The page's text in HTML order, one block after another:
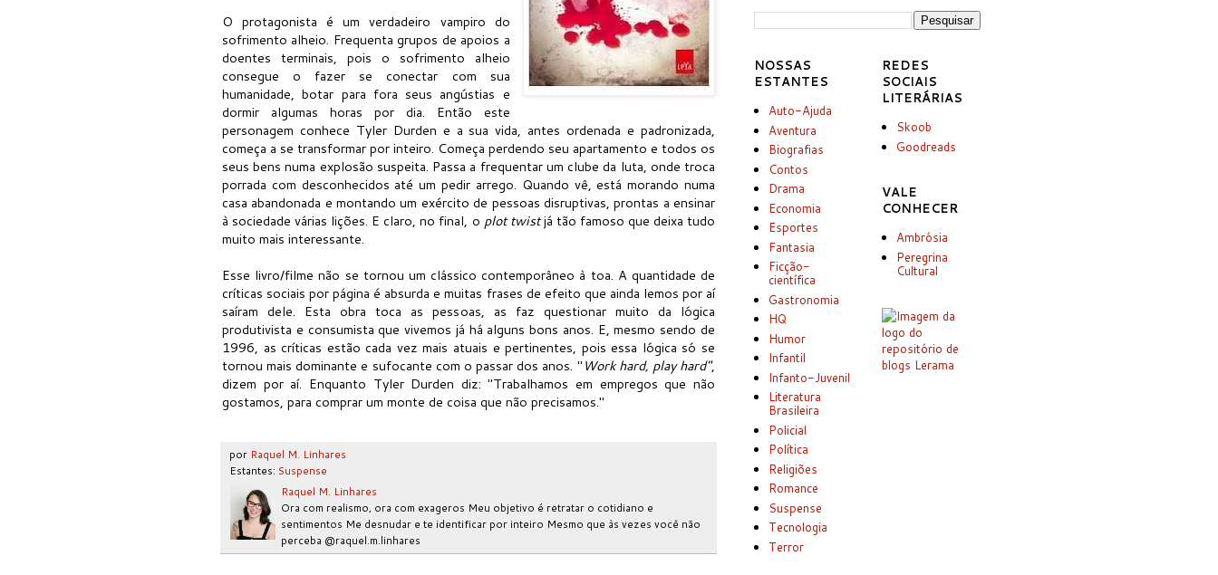
O protagonista é um verdadeiro vampiro do
sofrimento alheio. Frequenta grupos de apoios a
doentes terminais, pois o sofrimento alheio
consegue o fazer se conectar com sua
humanidade, botar para fora seus angústias e
dormir algumas horas por dia. Então este
personagem conhece Tyler Durden e a sua vida, antes ordenada e padronizada,
começa a se transformar por inteiro. Começa perdendo seu apartamento e todos os
seus bens numa explosão suspeita. Passa a frequentar um clube da luta, onde troca
porrada com desconhecidos até um pedir arrego. Quando vê, está morando numa
casa abandonada e montando um exército de pessoas disruptivas, prontas a ensinar
à sociedade várias lições. E claro, no final, o plot twistjá tão famoso que deixa tudo
muito mais interessante.
Esse livro/filme não se tornou um clássico contemporâneo à toa. A quantidade de
críticas sociais por página é absurda e muitas frases de efeito que ainda lemos por aí
saíram dele. Esta obra toca as pessoas, as faz questionar muito da lógica
produtivista e consumista que vivemos já há alguns bons anos. E, mesmo sendo de
1996, as críticas estão cada vez mais atuais e pertinentes, pois essa lógica só se
tornou mais dominante e sufocante com o passar dos anos. "Work hard, play hard",
dizem por aí. Enquanto Tyler Durden diz: "Trabalhamos em empregos que não
gostamos, para comprar um monte de coisa que não precisamos."
por Raquel M. Linhares
Estantes: Suspense
Raquel M. Linhares
Ora com realismo, ora com exageros Meu objetivo é retratar o cotidiano e
sentimentos Me desnudar e te identificar por inteiro Mesmo que às vezes você não
perceba @raquel.m.linhares
NOSSAS
ESTANTES
Auto-Ajuda
Aventura
Biografias
Contos
Drama
Economia
Esportes
Fantasia
Ficção-
científica
Gastronomia
HQ
Humor
Infantil
Infanto-Juvenil
Literatura
Brasileira
Policial
Política
Religiões
Romance
Suspense
Tecnologia
Terror
REDES
SOCIAIS
LITERÁRIAS
Skoob
Goodreads
VALE
CONHECER
Ambrósia
Peregrina
Cultural